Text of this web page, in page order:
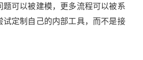
可以被建模，更多流程可以被系
试定制自己的内部工具，而不是接